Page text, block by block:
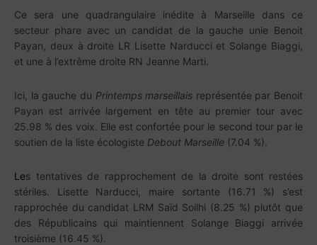
Ce sera une quadrangulaire inédite à Marseille dans ce
secteur phare avec un candidat de la gauche unie Benoit
Payan, deux à droite LR Lisette Narducci et Solange Biaggi,
et une à l’extrême droite RN Jeanne Marti.
Ici, la gauche du Printemps marseillais représentée par Benoit
Payan est arrivée largement en tête au premier tour avec
25.98 % des voix. Elle est confortée pour le second tour par le
soutien de la liste écologiste Debout Marseille (7.04 %).
Les tentatives de rapprochement de la droite sont restées
stériles. Lisette Narducci, maire sortante (16.71 %) s’est
rapprochée du candidat LRM Saïd Soilhi (8.25 %) plutôt que
des Républicains qui maintiennent Solange Biaggi arrivée
troisième (16.45 %).